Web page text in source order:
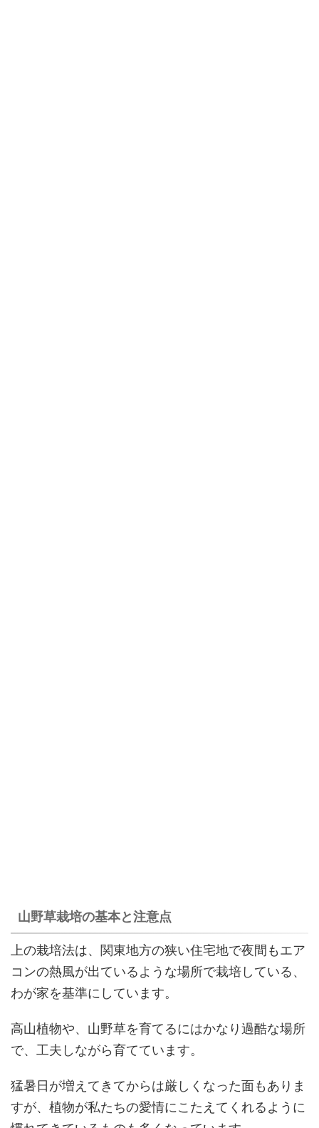
山野草栽培の基本と注意点
上の栽培法は、関東地方の狭い住宅地で夜間もエア
コンの熱風が出ているような場所で栽培している、
わが家を基準にしています。
高山植物や、山野草を育てるにはかなり過酷な場所
で、工夫しながら育てています。
猛暑日が増えてきてからは厳しくなった面もありま
すが、植物が私たちの愛情にこたえてくれるように